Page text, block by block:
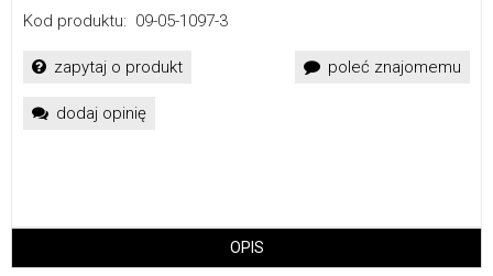
Kod produktu: 09-05-1097-3
zapytaj o produkt poleć znajomemu
dodaj opinię
OPIS